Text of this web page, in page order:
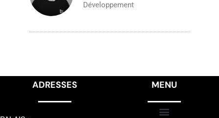
Développement
MENU
ADRESSES